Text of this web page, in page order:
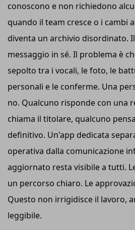
conoscono e non richiedono
quando il team cresce o i cambi
diventa un archivio disordinato.
messaggio in sé. Il problema è
sepolto tra i vocali, le foto, le
personali e le conferme. Una
no. Qualcuno risponde con una
chiama il titolare, qualcuno
definitivo. Un'app dedicata
operativa dalla comunicazione
aggiornato resta visibile a tutti.
un percorso chiaro. Le
Questo non irrigidisce il lavoro,
leggibile.